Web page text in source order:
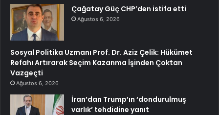
Çağatay Güç CHP’den istifa etti
Ağustos 6, 2026
Sosyal Politika Uzmanı Prof. Dr. Aziz Çelik: Hükümet
Refahı Artırarak Seçim Kazanma İşinden Çoktan
Vazgeçti
Ağustos 6, 2026
İran’dan Trump’ın ‘dondurulmuş
varlık’ tehdidine yanıt